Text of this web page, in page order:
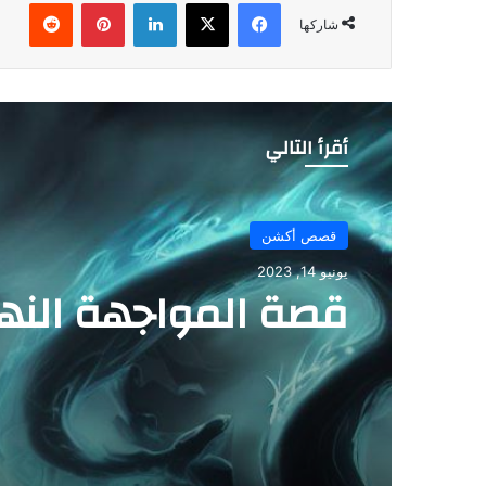
شاركها
أقرأ التالي
قصص أكشن
يونيو 14, 2023
قصة المواجهة